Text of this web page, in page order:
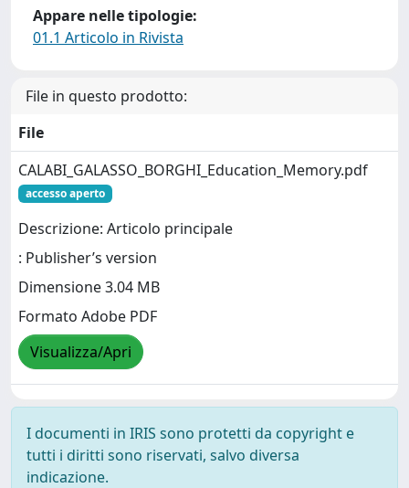
Appare nelle tipologie:
01.1 Articolo in Rivista
File in questo prodotto:
File
CALABI_GALASSO_BORGHI_Education_Memory.pdf
accesso aperto
Descrizione: Articolo principale
: Publisher’s version
Dimensione 3.04 MB
Formato Adobe PDF
Visualizza/Apri
I documenti in IRIS sono protetti da copyright e
tutti i diritti sono riservati, salvo diversa
indicazione.